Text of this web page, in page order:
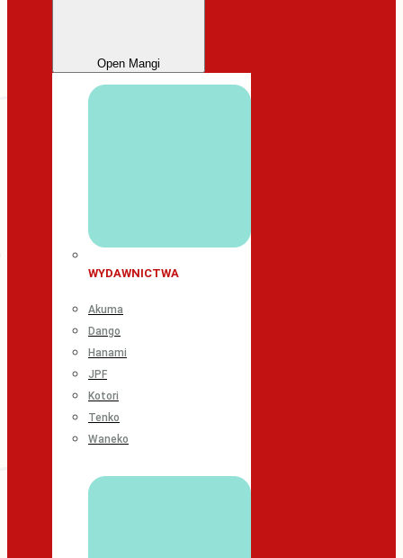
Open Mangi
WYDAWNICTWA
Akuma
Dango
Hanami
JPF
Kotori
Tenko
Waneko